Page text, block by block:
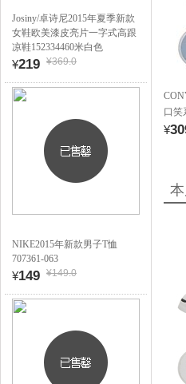
Josiny/卓诗尼2015年夏季新款
女鞋欧美漆皮亮片一字式高跟
凉鞋152334460米白色
¥219 ¥369.0
NIKE2015年新款男子T恤
707361-063
¥149 ¥149.0
口笑
¥